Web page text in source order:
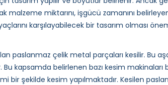
malzeme miktarını, işgücü zamanını
karşılayabilecek bir tasarım olması
paslanmaz çelik metal parçaları kesilir. Bu
Bu kapsamda belirlenen bazı kesim
bir şekilde kesim yapılmaktadır. Kesilen